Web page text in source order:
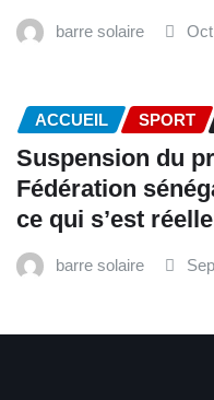
barre solaire
ACCUEIL SPORT
‎Suspension du
Fédération
ce qui s’est
barre solaire